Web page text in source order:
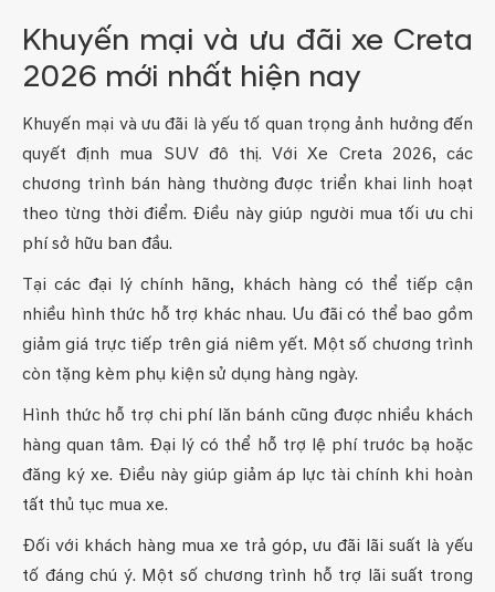
Khuyến mại và ưu đãi xe Creta
2026 mới nhất hiện nay
Khuyến mại và ưu đãi là yếu tố quan trọng ảnh hưởng đến
quyết định mua SUV đô thị. Với Xe Creta 2026, các
chương trình bán hàng thường được triển khai linh hoạt
theo từng thời điểm. Điều này giúp người mua tối ưu chi
phí sở hữu ban đầu.
Tại các đại lý chính hãng, khách hàng có thể tiếp cận
nhiều hình thức hỗ trợ khác nhau. Ưu đãi có thể bao gồm
giảm giá trực tiếp trên giá niêm yết. Một số chương trình
còn tặng kèm phụ kiện sử dụng hàng ngày.
Hình thức hỗ trợ chi phí lăn bánh cũng được nhiều khách
hàng quan tâm. Đại lý có thể hỗ trợ lệ phí trước bạ hoặc
đăng ký xe. Điều này giúp giảm áp lực tài chính khi hoàn
tất thủ tục mua xe.
Đối với khách hàng mua xe trả góp, ưu đãi lãi suất là yếu
tố đáng chú ý. Một số chương trình hỗ trợ lãi suất trong